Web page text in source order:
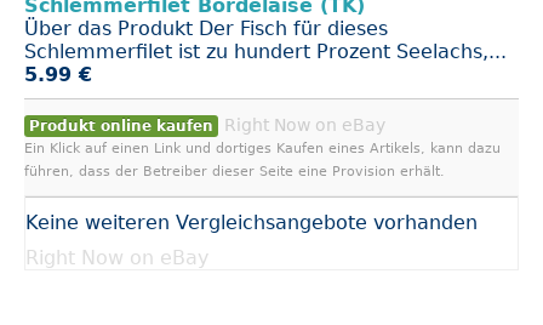
Schlemmerfilet Bordelaise (TK)
Über das Produkt Der Fisch für dieses
Schlemmerfilet ist zu hundert Prozent Seelachs,...
5.99 €
Produkt online kaufen Right Now on eBay
Ein Klick auf einen Link und dortiges Kaufen eines Artikels, kann dazu
führen, dass der Betreiber dieser Seite eine Provision erhält.
Keine weiteren Vergleichsangebote vorhanden
Right Now on eBay